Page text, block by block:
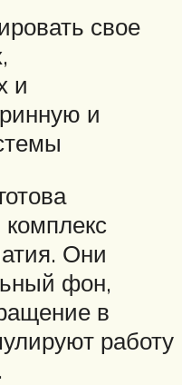
свое
и
и
Они
фон,
в
работу